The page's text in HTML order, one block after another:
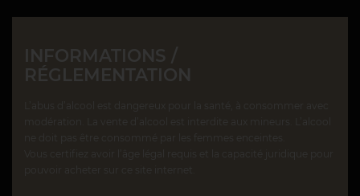
INFORMATIONS /
RÉGLEMENTATION